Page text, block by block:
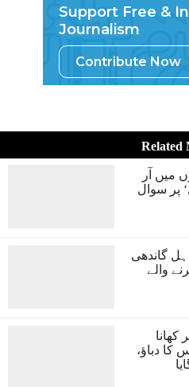
Support Free &
Journalism
Contribute Now
Related
میں آر
پر سوال
گاندھی
والے
کا دباؤ،